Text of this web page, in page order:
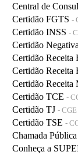
Central de
Certidão FGTS -
Certidão INSS -
Certidão
Certidão Receita
Certidão Receita
Certidão Receita
Certidão TCE -
Certidão TJ - CGE
Certidão TSE -
Chamada
Conheça a